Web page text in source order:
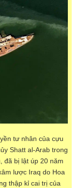
tư nhân của cựu
Shatt al-Arab trong
đã bị lật úp 20 năm
lược Iraq do Hoa
thập kỉ cai trị của